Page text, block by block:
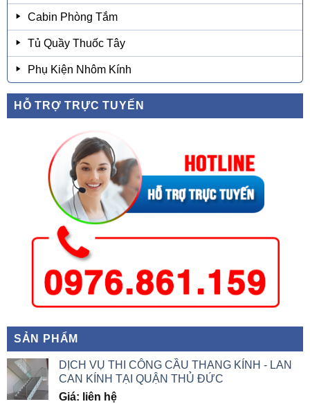
Cabin Phòng Tắm
Tủ Quầy Thuốc Tây
Phụ Kiện Nhôm Kính
HỖ TRỢ TRỰC TUYẾN
SẢN PHẨM
DỊCH VỤ THI CÔNG CẦU THANG KÍNH - LAN
CAN KÍNH TẠI QUẬN THỦ ĐỨC
Giá: liên hệ